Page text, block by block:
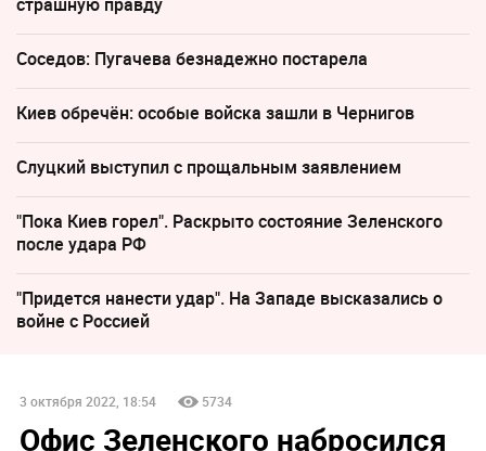
Соседов: Пугачева безнадежно постарела
Киев обречён: особые войска зашли в Чернигов
Слуцкий выступил с прощальным заявлением
"Пока Киев горел". Раскрыто состояние Зеленского
после удара РФ
"Придется нанести удар". На Западе высказались о
войне с Россией
3 октября 2022, 18:54 5734
Офис Зеленского набросился